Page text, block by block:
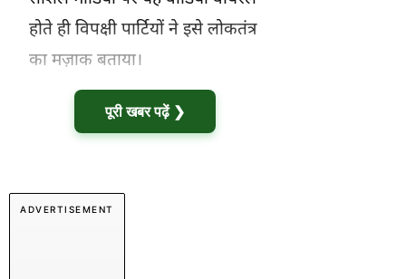
होते ही विपक्षी पार्टियों ने इसे लोकतंत्र
का मज़ाक बताया।
पूरी खबर पढ़ें ❯
ADVERTISEMENT